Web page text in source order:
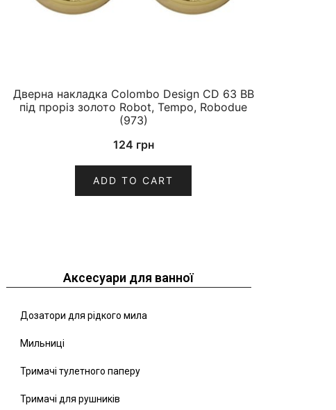
Дверна накладка Colombo Design CD 63 BB
під проріз золото Robot, Tempo, Robodue
(973)
124 грн
ADD TO CART
Аксесуари для ванної
Дозатори для рідкого мила
Мильниці
Тримачі тулетного паперу
Тримачі для рушників